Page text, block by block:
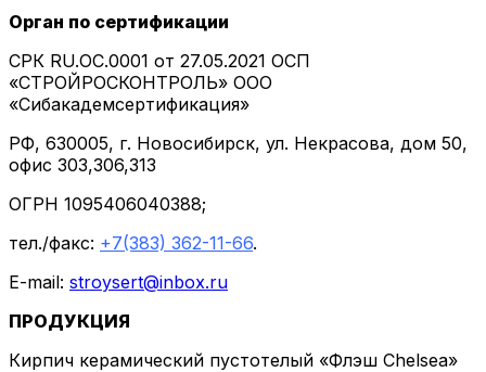
Орган по сертификации
СРК RU.ОС.0001 от 27.05.2021 ОСП
«СТРОЙРОСКОНТРОЛЬ» ООО
«Сибакадемсертификация»
РФ, 630005, г. Новосибирск, ул. Некрасова, дом 50,
офис 303,306,313
ОГРН 1095406040388;
тел./факс: +7(383) 362-11-66.
E-mail: stroysert@inbox.ru
ПРОДУКЦИЯ
Кирпич керамический пустотелый «Флэш Chelsea»